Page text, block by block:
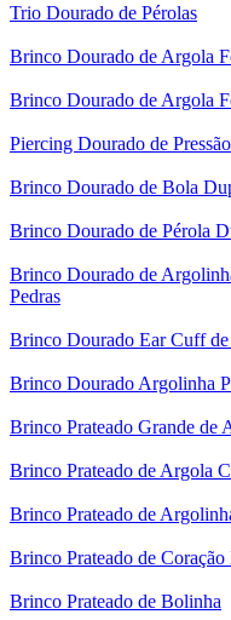
Trio Dourado de Pérolas
Brinco Dourado de Argola
Brinco Dourado de Argola
Piercing Dourado de
Brinco Dourado de Bola
Brinco Dourado de Pérola
Brinco Dourado de
Pedras
Brinco Dourado Ear Cuff
Brinco Dourado Argolinha
Brinco Prateado Grande de
Brinco Prateado de Argola
Brinco Prateado de
Brinco Prateado de
Brinco Prateado de Bolinha